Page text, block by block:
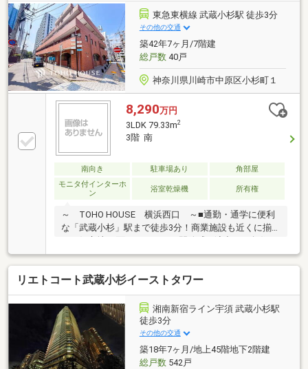
ルーム付・スカイラウンジ等の共用施設有・ペット飼
育可(細則有・足洗い場有)▼設備・EV充電設備※専有面
積にトランクルーム面積1.25平米を含む※正しい間取り
はLDK+S(納戸)です
東急東横線 武蔵小杉駅 徒歩3分
その他の交通
築42年7ヶ月/7階建
総戸数40戸
神奈川県川崎市中原区小杉町１
8,290万円
3LDK 79.33m2
3階 南
南向き 駐車場あり
角部屋
モニタ付インターホ
ン
浴室乾燥機 所有権
～ TOHO HOUSE 横浜西口 ～■通勤・通学に便利
な「武蔵小杉」駅まで徒歩3分！商業施設も近くに揃
戸！陽当たり・通風良好です■こだわりのフルリノベ
ーションで生まれ変わった、美しく快適な住空間■窓
付きで明るいキッチンスペース、開放感のある対面
式！家事をしながらリビングが見渡せます■2面採光で
明るく開放感のあるリビングは約17.4帖のゆとりある
広さ■2部屋にWICを設置、収納欲のある間取りですご
見学のご希望、資料請求、ご質問などなど、お気軽に
まずはお問い合わせください♪【 フリーダイヤル：
0120-821-930 】
リエトコート武蔵小杉イーストタワー
湘南新宿ライン宇須 武蔵小杉駅
徒歩3分
その他の交通
築18年7ヶ月/地上45階地下2階建
総戸数542戸